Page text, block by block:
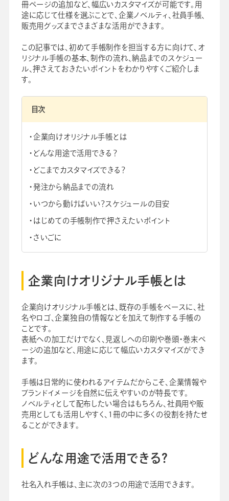
会社情報グループ会社 プライバシーポリシー 個人情報保護法利用規約
学校向け人材育成事業 企業情報
冊ページの追加など、幅広いカスタマイズが可能です。用
途に応じて仕様を選ぶことで、企業ノベルティ、社員手帳、
販売用グッズまでさまざまな活用ができます。
この記事では、初めて手帳制作を担当する方に向けて、オ
リジナル手帳の基本、制作の流れ、納品までのスケジュー
ル、押さえておきたいポイントをわかりやすくご紹介しま
す。
目次
企業向けオリジナル手帳とは
どんな用途で活用できる？
どこまでカスタマイズできる？
発注から納品までの流れ
いつから動けばいい？スケジュールの目安
はじめての手帳制作で押さえたいポイント
さいごに
企業向けオリジナル手帳とは
企業向けオリジナル手帳とは、既存の手帳をベースに、社
名やロゴ、企業独自の情報などを加えて制作する手帳の
ことです。
表紙への加工だけでなく、見返しへの印刷や巻頭・巻末ペ
ージの追加など、用途に応じて幅広いカスタマイズができ
ます。
手帳は日常的に使われるアイテムだからこそ、企業情報や
ブランドイメージを自然に伝えやすいのが特長です。
ノベルティとして配布したい場合はもちろん、社員用や販
売用としても活用しやすく、1冊の中に多くの役割を持たせ
ることができます。
どんな用途で活用できる？
社名入れ手帳は、主に次の3つの用途で活用できます。